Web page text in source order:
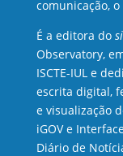
comunicação, o
É a editora do
Observatory,
ISCTE-IUL e
escrita digital,
e visualização
iGOV e
Diário de